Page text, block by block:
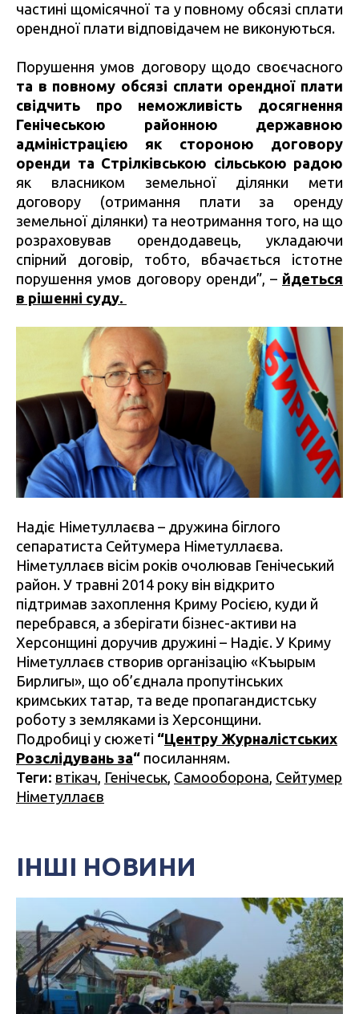
частині щомісячної та у повному обсязі сплати
орендної плати відповідачем не виконуються.
Порушення умов договору щодо своєчасного
та в повному обсязі сплати орендної плати
свідчить про неможливість досягнення
Генічеською районною державною
адміністрацією як стороною договору
оренди та Стрілківською сільською радою
як власником земельної ділянки мети
договору (отримання плати за оренду
земельної ділянки) та неотримання того, на що
розраховував орендодавець, укладаючи
спірний договір, тобто, вбачається істотне
порушення умов договору оренди”, – йдеться
в рішенні суду.
Надіє Німетуллаєва – дружина біглого
сепаратиста Сейтумера Німетуллаєва.
Німетуллаєв вісім років очолював Генічеський
район. У травні 2014 року він відкрито
підтримав захоплення Криму Росією, куди й
перебрався, а зберігати бізнес-активи на
Херсонщині доручив дружині – Надіє. У Криму
Німетуллаєв створив організацію «Къырым
Бирлигы», що об’єднала пропутінських
кримських татар, та веде пропагандистську
роботу з земляками із Херсонщини.
Подробиці у сюжеті “Центру Журналістських
Розслідувань за“ посиланням.
Теги: втікач Генічеськ Самооборона Сейтумер
Німетуллаєв
ІНШІ НОВИНИ